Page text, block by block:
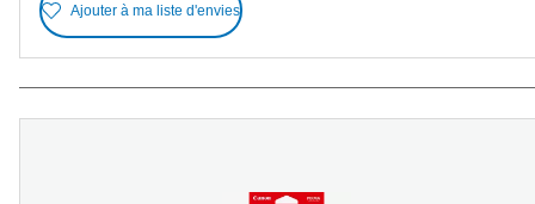
Ajouter à ma liste d'envies